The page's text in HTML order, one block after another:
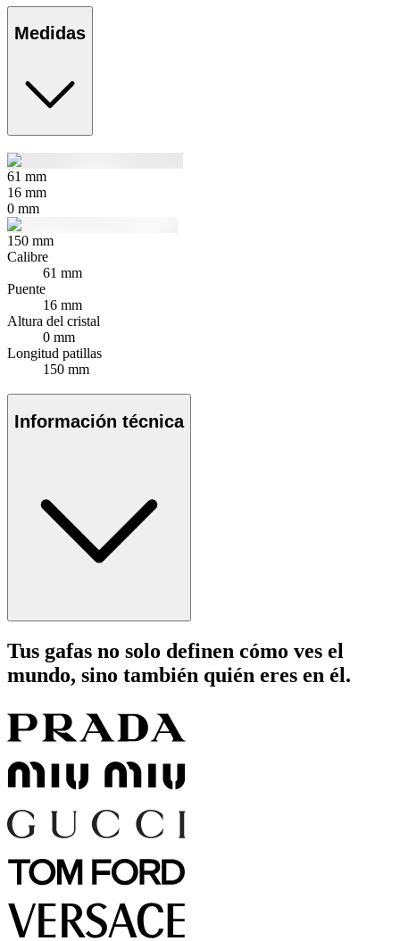
Medidas
61 mm
16 mm
0 mm
150 mm
Calibre
61 mm
Puente
16 mm
Altura del cristal
0 mm
Longitud patillas
150 mm
Información técnica
Tus gafas no solo definen cómo ves el
mundo, sino también quién eres en él.